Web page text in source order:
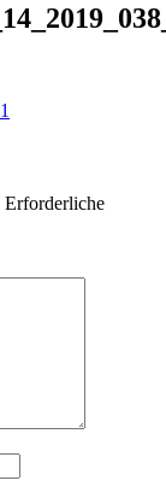
Erforderliche